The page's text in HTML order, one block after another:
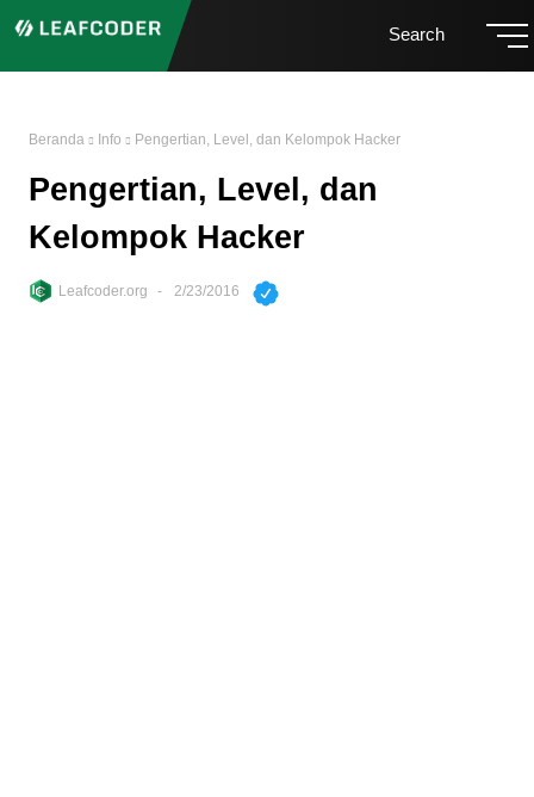
Search
Beranda Info Pengertian, Level, dan Kelompok Hacker
Pengertian, Level, dan
Kelompok Hacker
Leafcoder.org 2/23/2016